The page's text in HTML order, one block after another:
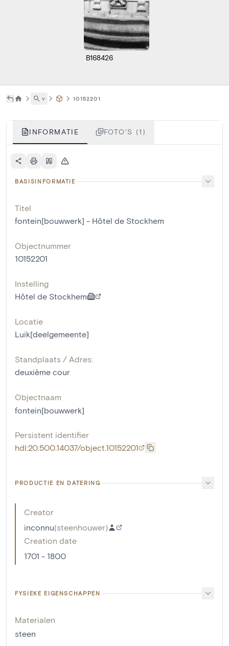
B168426
˅ 10152201
INFORMATIE FOTO'S (1)
BASISINFORMATIE
Titel
fontein[bouwwerk] - Hôtel de Stockhem
Objectnummer
10152201
Instelling
Hôtel de Stockhem
Locatie
Luik[deelgemeente]
Standplaats / Adres:
deuxième cour
Objectnaam
fontein[bouwwerk]
Persistent identifier
hdl:20.500.14037/object.10152201
PRODUCTIE EN DATERING
Creator
inconnu(steenhouwer)
Creation date
1701 - 1800
FYSIEKE EIGENSCHAPPEN
Materialen
steen